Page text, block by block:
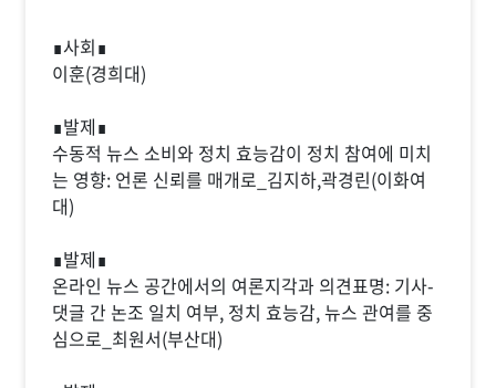
∎사회∎
이훈(경희대)
∎발제∎
수동적 뉴스 소비와 정치 효능감이 정치 참여에 미치
는 영향: 언론 신뢰를 매개로_김지하,곽경린(이화여
대)
∎발제∎
온라인 뉴스 공간에서의 여론지각과 의견표명: 기사-
댓글 간 논조 일치 여부, 정치 효능감, 뉴스 관여를 중
심으로_최원서(부산대)